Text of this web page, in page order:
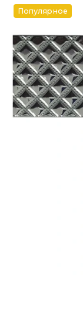
Популярное